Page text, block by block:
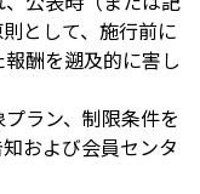
として、施行前に
酬を遡及的に害し
ラン、制限条件を
および会員センタ